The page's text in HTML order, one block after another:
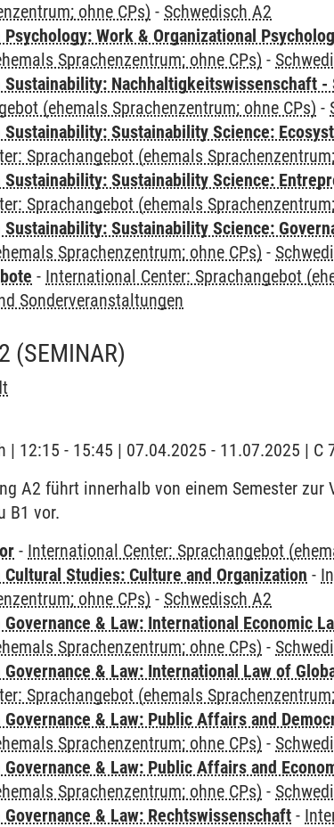
ohne CPs) - Schwedisch A2
Work & Organizational
Sprachenzentrum; ohne CPs) -
Sustainability: Nachhaltigkeitswissenschaft -
(ehemals Sprachenzentrum; ohne CPs) -
Sustainability Science:
Sprachangebot (ehemals
Sustainability Science:
Sprachangebot (ehemals
Sustainability Science:
Sprachenzentrum; ohne CPs) -
- International Center: Sprachangebot
Sonderveranstaltungen
(SEMINAR)
12:15 - 15:45 | 07.04.2025 - 11.07.2025 | C
A2 führt innerhalb von einem Semester zur
B1 vor.
- International Center: Sprachangebot
Studies: Culture and Organization -
ohne CPs) - Schwedisch A2
& Law: International Economic
Sprachenzentrum; ohne CPs) -
& Law: International Law of
Sprachangebot (ehemals
& Law: Public Affairs and
Sprachenzentrum; ohne CPs) -
& Law: Public Affairs and
Sprachenzentrum; ohne CPs) -
& Law: Rechtswissenschaft -